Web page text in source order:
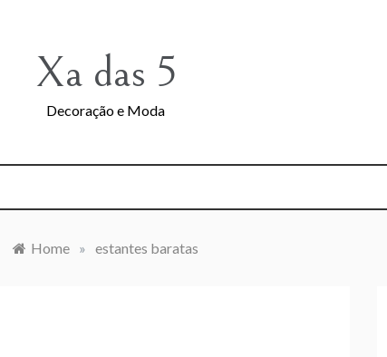
Xa das 5
Decoração e Moda
Home » estantes baratas